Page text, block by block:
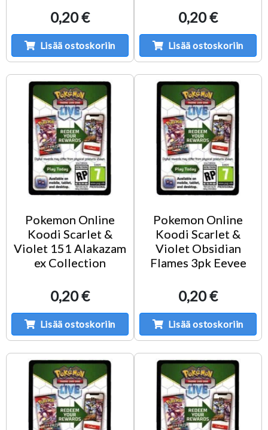
0,20 €
Lisää ostoskoriin
0,20 €
Lisää ostoskoriin
Pokemon Online
Koodi Scarlet &
Violet 151 Alakazam
ex Collection
0,20 €
Lisää ostoskoriin
Pokemon Online
Koodi Scarlet &
Violet Obsidian
Flames 3pk Eevee
0,20 €
Lisää ostoskoriin